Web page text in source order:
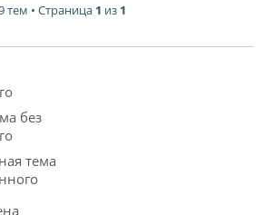
тем • Страница 1 из 1
без
тема